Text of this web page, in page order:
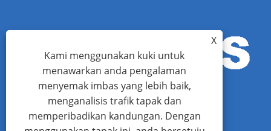
X
Kami menggunakan kuki untuk
menawarkan anda pengalaman
menyemak imbas yang lebih baik,
menganalisis trafik tapak dan
memperibadikan kandungan. Dengan